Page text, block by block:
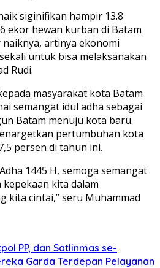
siginifikan hampir 13.8
ekor hewan kurban di Batam
artinya ekonomi
untuk bisa melaksanakan
Rudi.
masyarakat kota Batam
semangat idul adha sebagai
Batam menuju kota baru.
pertumbuhan kota
persen di tahun ini.
1445 H, semoga semangat
kita dalam
kita cintai,” seru Muhammad
PP, dan Satlinmas se-
Garda Terdepan Pelayanan